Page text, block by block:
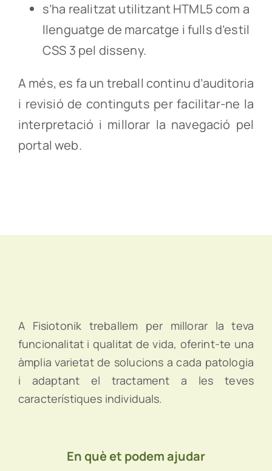
s’ha realitzat utilitzant HTML5 com a
llenguatge de marcatge i fulls d’estil
CSS 3 pel disseny.
A més, es fa un treball continu d’auditoria
i revisió de continguts per facilitar-ne la
interpretació i millorar la navegació pel
portal web.
A Fisiotonik treballem per millorar la teva
funcionalitat i qualitat de vida, oferint-te una
àmplia varietat de solucions a cada patologia
i adaptant el tractament a les teves
característiques individuals.
En què et podem ajudar